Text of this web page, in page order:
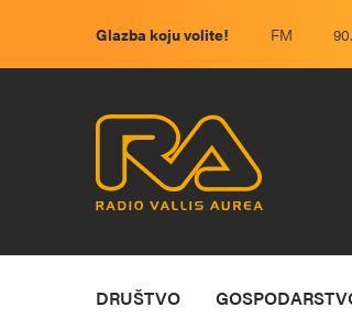
Glazba koju volite! FM
DRUŠTVO